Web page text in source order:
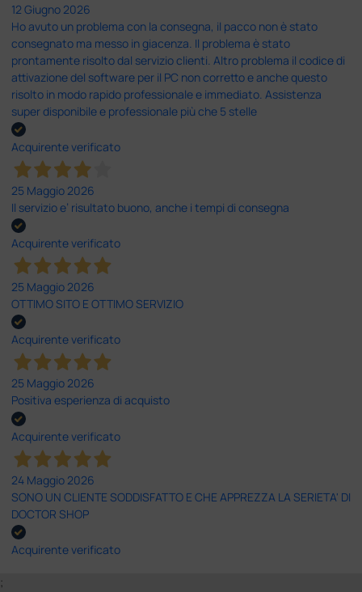
12 Giugno 2026
Ho avuto un problema con la consegna, il pacco non è stato
consegnato ma messo in giacenza. Il problema è stato
prontamente risolto dal servizio clienti. Altro problema il codice di
attivazione del software per il PC non corretto e anche questo
risolto in modo rapido professionale e immediato. Assistenza
super disponibile e professionale più che 5 stelle
Acquirente verificato
25 Maggio 2026
Il servizio e’ risultato buono, anche i tempi di consegna
Acquirente verificato
25 Maggio 2026
OTTIMO SITO E OTTIMO SERVIZIO
Acquirente verificato
25 Maggio 2026
Positiva esperienza di acquisto
Acquirente verificato
24 Maggio 2026
SONO UN CLIENTE SODDISFATTO E CHE APPREZZA LA SERIETA' DI
DOCTOR SHOP
Acquirente verificato
;